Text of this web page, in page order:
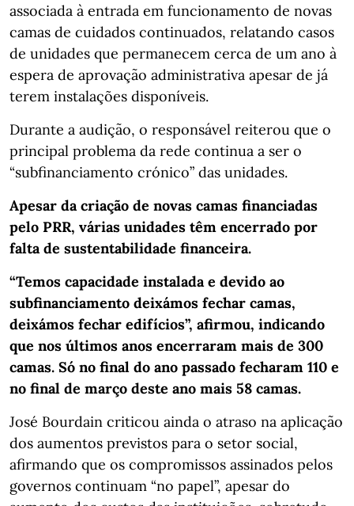
associada à entrada em funcionamento de novas
camas de cuidados continuados, relatando casos
de unidades que permanecem cerca de um ano à
espera de aprovação administrativa apesar de já
terem instalações disponíveis.
Durante a audição, o responsável reiterou que o
principal problema da rede continua a ser o
“subfinanciamento crónico” das unidades.
Apesar da criação de novas camas financiadas
pelo PRR, várias unidades têm encerrado por
falta de sustentabilidade financeira.
“Temos capacidade instalada e devido ao
subfinanciamento deixámos fechar camas,
deixámos fechar edifícios”, afirmou, indicando
que nos últimos anos encerraram mais de 300
camas. Só no final do ano passado fecharam 110 e
no final de março deste ano mais 58 camas.
José Bourdain criticou ainda o atraso na aplicação
dos aumentos previstos para o setor social,
afirmando que os compromissos assinados pelos
governos continuam “no papel”, apesar do